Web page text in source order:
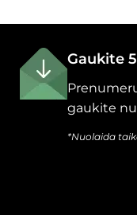
Gaukite
gaukite
*Nuolaida